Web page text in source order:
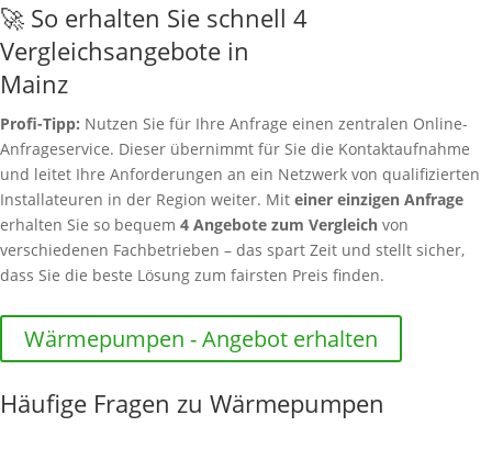
🚀 So erhalten Sie schnell 4
Vergleichsangebote in
Mainz
Profi-Tipp: Nutzen Sie für Ihre Anfrage einen zentralen Online-
Anfrageservice. Dieser übernimmt für Sie die Kontaktaufnahme
und leitet Ihre Anforderungen an ein Netzwerk von qualifizierten
Installateuren in der Region weiter. Mit einer einzigen Anfrage
erhalten Sie so bequem 4 Angebote zum Vergleich von
verschiedenen Fachbetrieben – das spart Zeit und stellt sicher,
dass Sie die beste Lösung zum fairsten Preis finden.
Wärmepumpen - Angebot erhalten
Häufige Fragen zu Wärmepumpen